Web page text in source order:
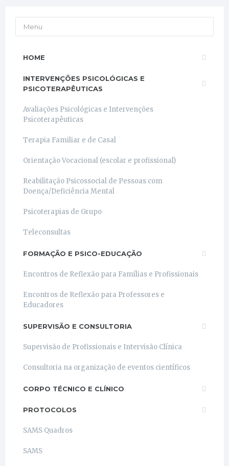
Menu
HOME
INTERVENÇÕES PSICOLÓGICAS E
PSICOTERAPÊUTICAS
Avaliações Psicológicas e Intervenções
Psicoterapêuticas
Terapia Familiar e de Casal
Orientação Vocacional (escolar e profissional)
Reabilitação Psicossocial de Pessoas com
Doença/Deficiência Mental
Psicoterapias de Grupo
Teleconsultas
FORMAÇÃO E PSICO-EDUCAÇÃO
Encontros de Reflexão para Famílias e Profissionais
Encontros de Reflexão para Professores e
Educadores
SUPERVISÃO E CONSULTORIA
Supervisão de Profissionais e Intervisão Clínica
Consultoria na organização de eventos científicos
CORPO TÉCNICO E CLÍNICO
PROTOCOLOS
SAMS Quadros
SAMS